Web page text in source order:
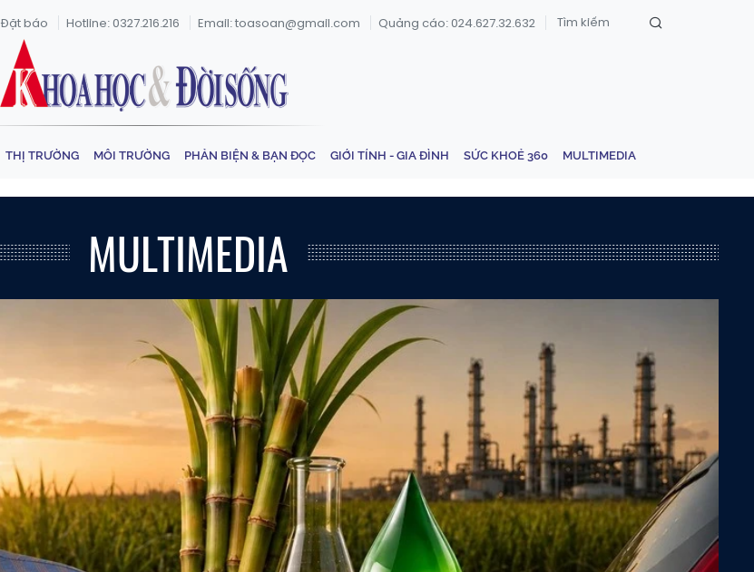
Đặt báo Hotline: 0327.216.216 Email: toasoan@gmail.com Quảng cáo: 024.627.32.632
THỊ TRƯỜNG MÔI TRƯỜNG PHẢN BIỆN & BẠN ĐỌC GIỚI TÍNH - GIA ĐÌNH SỨC KHOẺ 360 MULTIMEDIA
MULTIMEDIA